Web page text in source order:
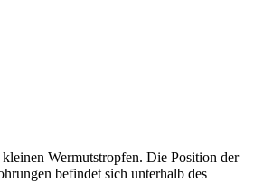
Wermutstropfen. Die Position der
befindet sich unterhalb des